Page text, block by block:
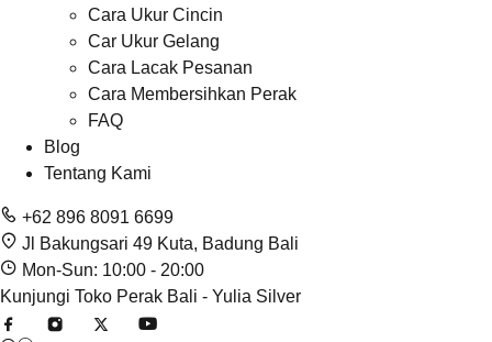
Cara Ukur Cincin
Car Ukur Gelang
Cara Lacak Pesanan
Cara Membersihkan Perak
FAQ
Blog
Tentang Kami
+62 896 8091 6699
Jl Bakungsari 49 Kuta, Badung Bali
Mon-Sun: 10:00 - 20:00
Kunjungi Toko Perak Bali - Yulia Silver